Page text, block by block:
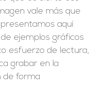
vale más que
aquí
ejemplos gráficos
esfuerzo de lectura,
grabar en la
de forma